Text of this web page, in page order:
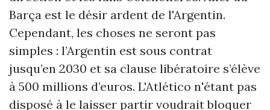
Barça est le désir ardent de l'Argentin.
Cependant, les choses ne seront pas
simples : l’Argentin est sous contrat
jusqu’en 2030 et sa clause libératoire s’élève
à 500 millions d’euros. L'Atlético n'étant pas
disposé à le laisser partir voudrait bloquer